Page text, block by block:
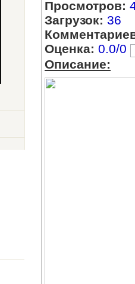
Просмотров:
Загрузок: 36
Оценка: 0.0/0
Описание: